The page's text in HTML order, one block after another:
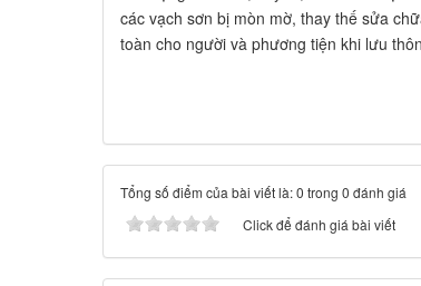
các vạch sơn bị mòn mờ, thay thế sửa
toàn cho người và phương tiện khi lưu
Tổng số điểm của bài viết là: 0 trong 0 đánh giá
Click để đánh giá bài viết